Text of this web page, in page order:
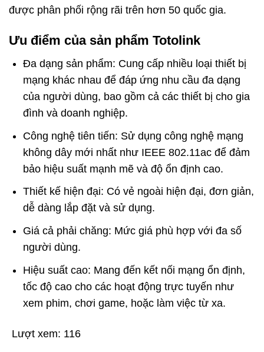
được phân phối rộng rãi trên hơn 50 quốc gia.
Ưu điểm của sản phẩm Totolink
Đa dạng sản phẩm: Cung cấp nhiều loại thiết bị
mạng khác nhau để đáp ứng nhu cầu đa dạng
của người dùng, bao gồm cả các thiết bị cho gia
đình và doanh nghiệp.
Công nghệ tiên tiến: Sử dụng công nghệ mạng
không dây mới nhất như IEEE 802.11ac để đảm
bảo hiệu suất mạnh mẽ và độ ổn định cao.
Thiết kế hiện đại: Có vẻ ngoài hiện đại, đơn giản,
dễ dàng lắp đặt và sử dụng.
Giá cả phải chăng: Mức giá phù hợp với đa số
người dùng.
Hiệu suất cao: Mang đến kết nối mạng ổn định,
tốc độ cao cho các hoạt động trực tuyến như
xem phim, chơi game, hoặc làm việc từ xa.
Lượt xem: 116